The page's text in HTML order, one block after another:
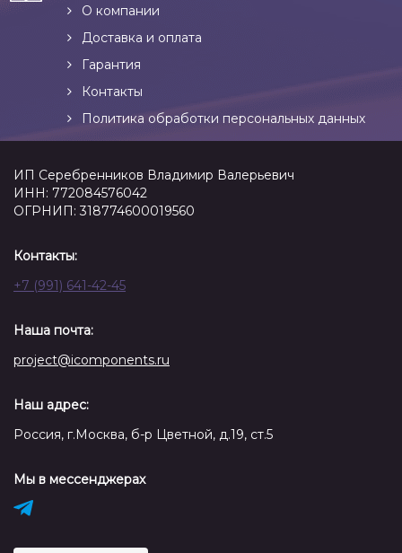
О компании
Доставка и оплата
Гарантия
Контакты
Политика обработки персональных данных
ИП Серебренников Владимир Валерьевич
ИНН: 772084576042
ОГРНИП: 318774600019560
Контакты:
+7 (991) 641-42-45
Наша почта:
project@icomponents.ru
Наш адрес:
Россия, г.Москва, б-р Цветной, д.19, ст.5
Мы в мессенджерах